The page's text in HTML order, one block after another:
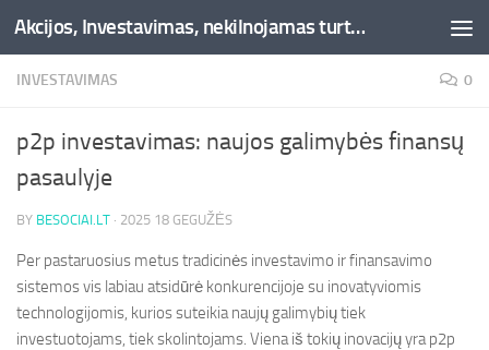
Skip to content Akcijos, Investavimas, nekilnojamas turtas, kriptovaliutos - Besociai.lt
INVESTAVIMAS 0
p2p investavimas: naujos galimybės finansų
pasaulyje
BY BESOCIAI.LT · 2025 18 GEGUŽĖS
Per pastaruosius metus tradicinės investavimo ir finansavimo
sistemos vis labiau atsidūrė konkurencijoje su inovatyviomis
technologijomis, kurios suteikia naujų galimybių tiek
investuotojams, tiek skolintojams. Viena iš tokių inovacijų yra p2p